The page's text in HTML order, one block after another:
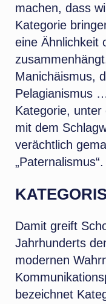
machen, dass
Kategorie
eine Ähnlichkeit
Manichäismus,
Pelagianismus
Kategorie,
mit dem
verächtlich
„Paternalismus“.
Damit greift
Jahrhunderts
modernen
bezeichnet